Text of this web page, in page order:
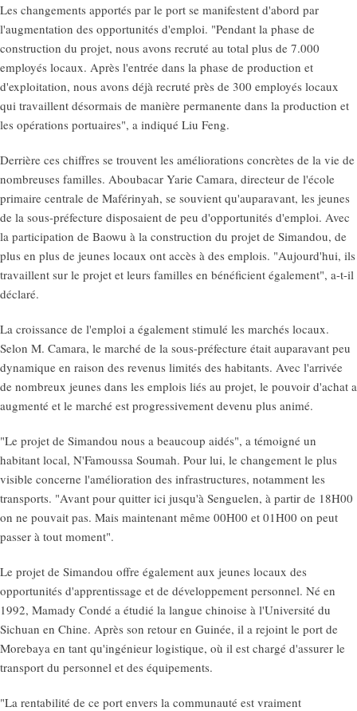
Les changements apportés par le port se manifestent d'abord par
l'augmentation des opportunités d'emploi. "Pendant la phase de
construction du projet, nous avons recruté au total plus de 7.000
employés locaux. Après l'entrée dans la phase de production et
d'exploitation, nous avons déjà recruté près de 300 employés locaux
qui travaillent désormais de manière permanente dans la production et
les opérations portuaires", a indiqué Liu Feng.
Derrière ces chiffres se trouvent les améliorations concrètes de la vie de
nombreuses familles. Aboubacar Yarie Camara, directeur de l'école
primaire centrale de Maférinyah, se souvient qu'auparavant, les jeunes
de la sous-préfecture disposaient de peu d'opportunités d'emploi. Avec
la participation de Baowu à la construction du projet de Simandou, de
plus en plus de jeunes locaux ont accès à des emplois. "Aujourd'hui, ils
travaillent sur le projet et leurs familles en bénéficient également", a-t-il
déclaré.
La croissance de l'emploi a également stimulé les marchés locaux.
Selon M. Camara, le marché de la sous-préfecture était auparavant peu
dynamique en raison des revenus limités des habitants. Avec l'arrivée
de nombreux jeunes dans les emplois liés au projet, le pouvoir d'achat a
augmenté et le marché est progressivement devenu plus animé.
"Le projet de Simandou nous a beaucoup aidés", a témoigné un
habitant local, N'Famoussa Soumah. Pour lui, le changement le plus
visible concerne l'amélioration des infrastructures, notamment les
transports. "Avant pour quitter ici jusqu'à Senguelen, à partir de 18H00
on ne pouvait pas. Mais maintenant même 00H00 et 01H00 on peut
passer à tout moment".
Le projet de Simandou offre également aux jeunes locaux des
opportunités d'apprentissage et de développement personnel. Né en
1992, Mamady Condé a étudié la langue chinoise à l'Université du
Sichuan en Chine. Après son retour en Guinée, il a rejoint le port de
Morebaya en tant qu'ingénieur logistique, où il est chargé d'assurer le
transport du personnel et des équipements.
"La rentabilité de ce port envers la communauté est vraiment